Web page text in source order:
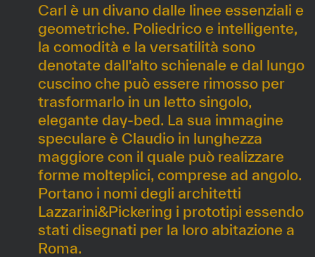
Carl è un divano dalle linee essenziali e
geometriche. Poliedrico e intelligente,
la comodità e la versatilità sono
denotate dall'alto schienale e dal lungo
cuscino che può essere rimosso per
trasformarlo in un letto singolo,
elegante day-bed. La sua immagine
speculare è Claudio in lunghezza
maggiore con il quale può realizzare
forme molteplici, comprese ad angolo.
Portano i nomi degli architetti
Lazzarini&Pickering i prototipi essendo
stati disegnati per la loro abitazione a
Roma.